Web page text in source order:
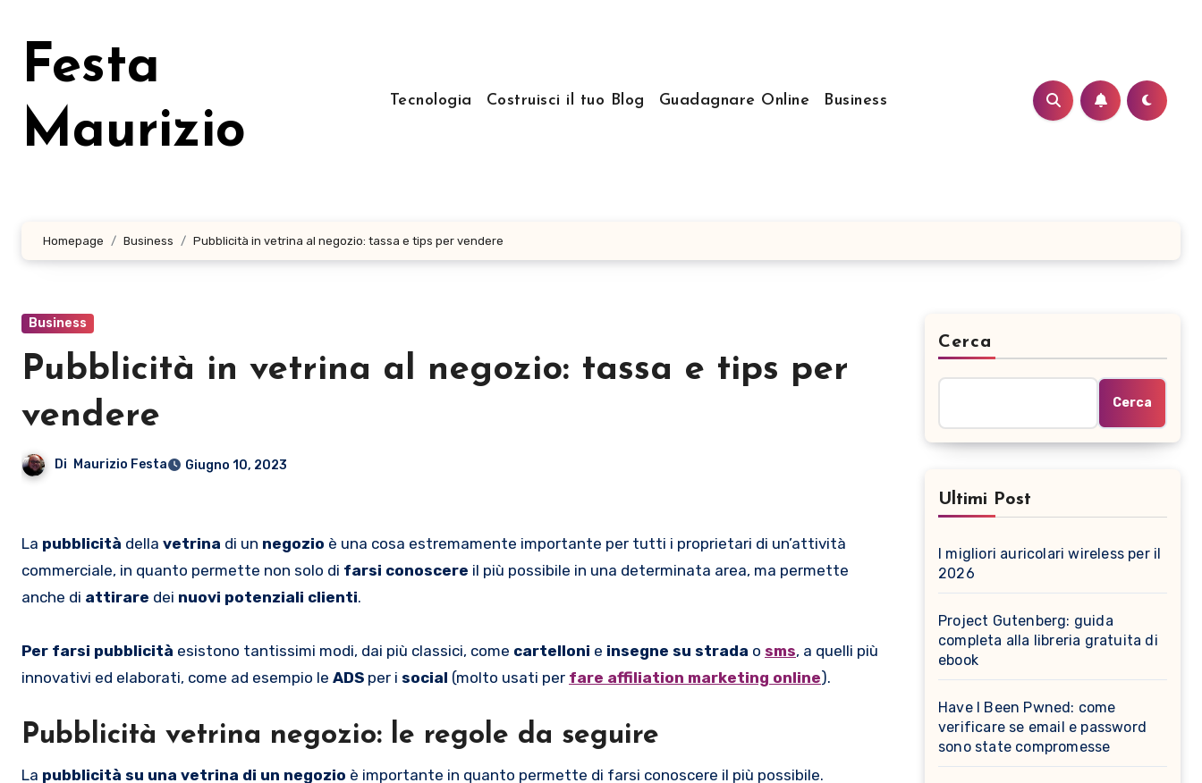
contenuto
Festa
Maurizio
Tecnologia Costruisci il tuo Blog Guadagnare Online Business
Homepage Business Pubblicità in vetrina al negozio: tassa e tips per vendere
Business
Pubblicità in vetrina al negozio: tassa e tips per
vendere
Di Maurizio Festa Giugno 10, 2023
La pubblicità della vetrina di un negozio è una cosa estremamente importante per tutti i proprietari di un’attività
commerciale, in quanto permette non solo di farsi conoscere il più possibile in una determinata area, ma permette
anche di attirare dei nuovi potenziali clienti.
Per farsi pubblicità esistono tantissimi modi, dai più classici, come cartelloni e insegne su strada o sms, a quelli più
innovativi ed elaborati, come ad esempio le ADS per i social (molto usati per fare affiliation marketing online).
Pubblicità vetrina negozio: le regole da seguire
La pubblicità su una vetrina di un negozio è importante in quanto permette di farsi conoscere il più possibile.
Cerca
Cerca
Ultimi Post
I migliori auricolari wireless per il
2026
Project Gutenberg: guida
completa alla libreria gratuita di
ebook
Have I Been Pwned: come
verificare se email e password
sono state compromesse